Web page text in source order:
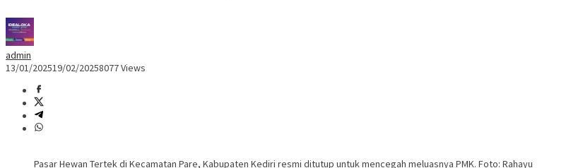
admin
13/01/202519/02/20258077 Views
Pasar Hewan Tertek di Kecamatan Pare, Kabupaten Kediri resmi ditutup untuk mencegah meluasnya PMK. Foto: Rahayu